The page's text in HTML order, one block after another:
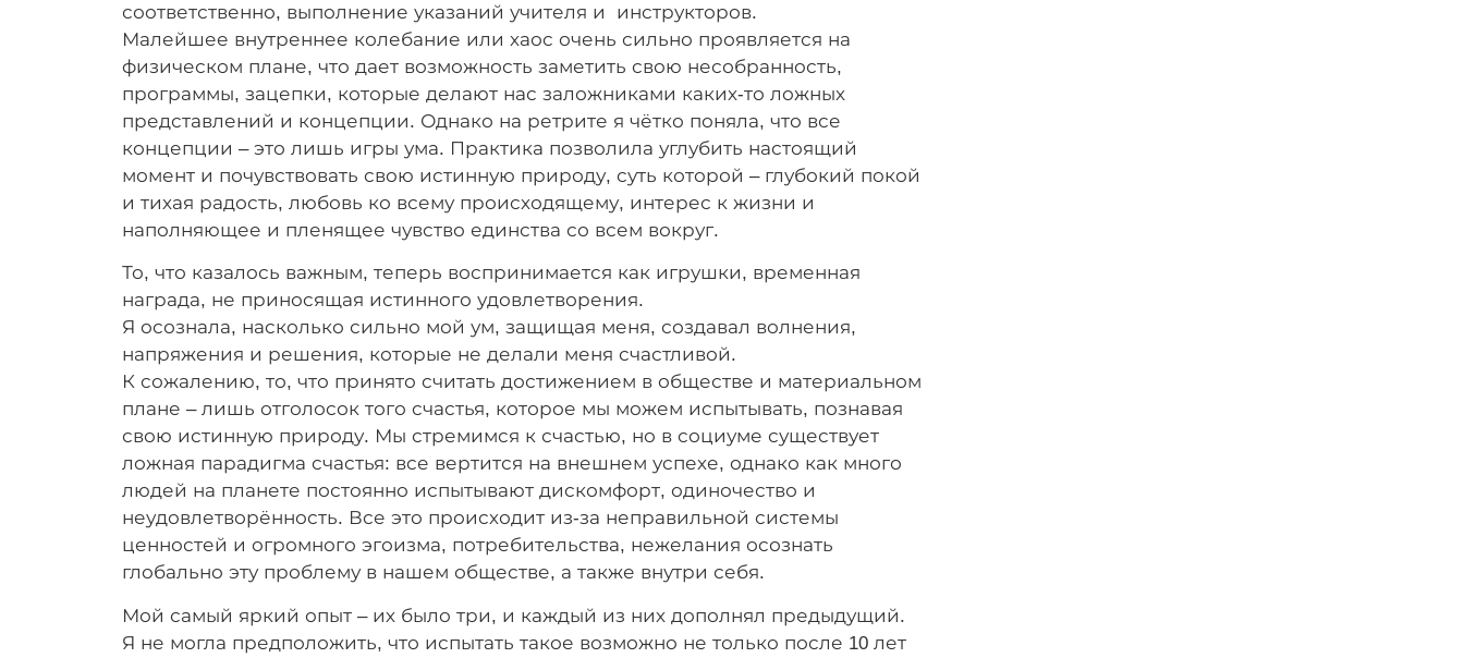
соответственно, выполнение указаний учителя и инструкторов.
Малейшее внутреннее колебание или хаос очень сильно проявляется на
физическом плане, что дает возможность заметить свою несобранность,
программы, зацепки, которые делают нас заложниками каких-то ложных
представлений и концепции. Однако на ретрите я чётко поняла, что все
концепции – это лишь игры ума. Практика позволила углубить настоящий
момент и почувствовать свою истинную природу, суть которой – глубокий покой
и тихая радость, любовь ко всему происходящему, интерес к жизни и
наполняющее и пленящее чувство единства со всем вокруг.
То, что казалось важным, теперь воспринимается как игрушки, временная
награда, не приносящая истинного удовлетворения.
Я осознала, насколько сильно мой ум, защищая меня, создавал волнения,
напряжения и решения, которые не делали меня счастливой.
К сожалению, то, что принято считать достижением в обществе и материальном
плане – лишь отголосок того счастья, которое мы можем испытывать, познавая
свою истинную природу. Мы стремимся к счастью, но в социуме существует
ложная парадигма счастья: все вертится на внешнем успехе, однако как много
людей на планете постоянно испытывают дискомфорт, одиночество и
неудовлетворённость. Все это происходит из-за неправильной системы
ценностей и огромного эгоизма, потребительства, нежелания осознать
глобально эту проблему в нашем обществе, а также внутри себя.
Мой самый яркий опыт – их было три, и каждый из них дополнял предыдущий.
Я не могла предположить, что испытать такое возможно не только после 10 лет